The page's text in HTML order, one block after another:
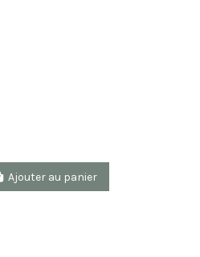
Ajouter au panier